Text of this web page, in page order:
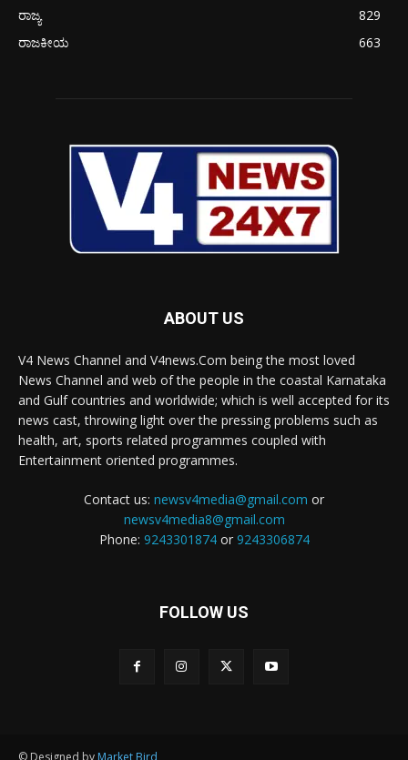
ರಾಜ್ಯ
829
ರಾಜಕೀಯ
663
ABOUT US
V4 News Channel and V4news.Com being the most loved
News Channel and web of the people in the coastal Karnataka
and Gulf countries and worldwide; which is well accepted for its
news cast, throwing light over the pressing problems such as
health, art, sports related programmes coupled with
Entertainment oriented programmes.
Contact us: newsv4media@gmail.com or
newsv4media8@gmail.com
Phone: 9243301874or 9243306874
FOLLOW US
© Designed by Market Bird